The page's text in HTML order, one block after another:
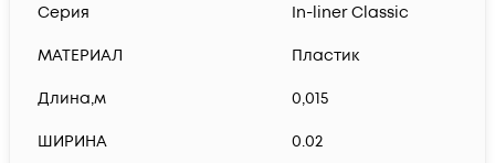
Серия In-liner Classic
МАТЕРИАЛ Пластик
Длина,м 0,015
ШИРИНА 0.02